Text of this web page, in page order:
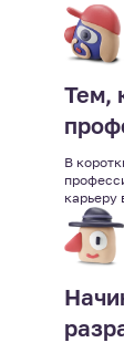
Тем,
В
карьеру